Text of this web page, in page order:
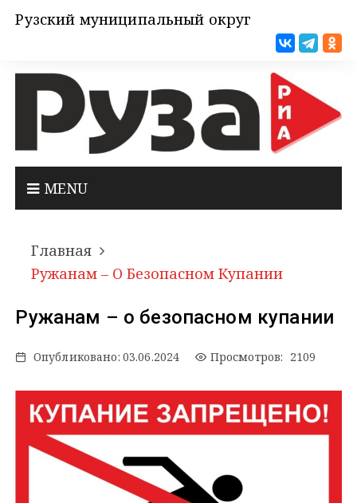
Рузский муниципальный округ
MENU
Главная
Ружанам – О Безопасном Купании
Ружанам – о безопасном купании
Опубликовано: 03.06.2024 Просмотров: 2109